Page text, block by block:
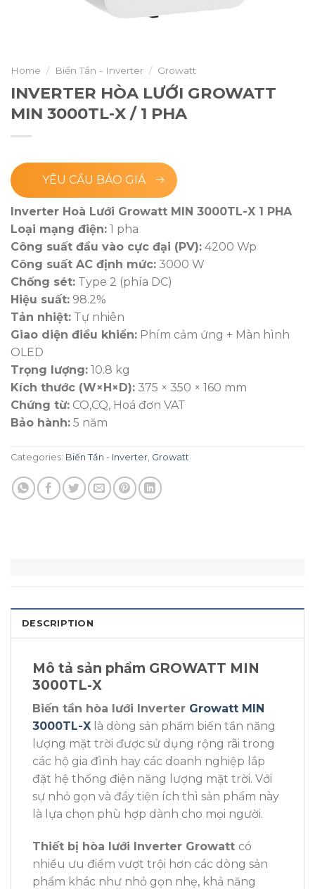
Home / Biến Tần - Inverter / Growatt
INVERTER HÒA LƯỚI GROWATT
MIN 3000TL-X / 1 PHA
YÊU CẦU BÁO GIÁ
Inverter Hoà Lưới Growatt MIN 3000TL-X 1 PHA
Loại mạng điện: 1 pha
Công suất đầu vào cực đại (PV): 4200 Wp
Công suất AC định mức: 3000 W
Chống sét: Type 2 (phía DC)
Hiệu suất: 98.2%
Tản nhiệt: Tự nhiên
Giao diện điều khiển: Phím cảm ứng + Màn hình
OLED
Trọng lượng: 10.8 kg
Kích thước (W×H×D): 375 × 350 × 160 mm
Chứng từ: CO,CQ, Hoá đơn VAT
Bảo hành: 5 năm
Categories: Biến Tần - Inverter Growatt
DESCRIPTION
Mô tả sản phẩm GROWATT MIN
3000TL-X
Biến tần hòa lưới Inverter Growatt MIN
3000TL-X là dòng sản phẩm biến tần năng
lượng mặt trời được sử dụng rộng rãi trong
các hộ gia đình hay các doanh nghiệp lắp
đặt hệ thống điện năng lượng mặt trời. Với
sự nhỏ gọn và đầy tiện ích thì sản phẩm này
là lựa chọn phù hợp dành cho mọi người.
Thiết bị hòa lưới Inverter Growatt có
nhiều ưu điểm vượt trội hơn các dòng sản
phẩm khác như nhỏ gọn nhẹ, khả năng